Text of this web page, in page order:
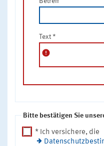
Text *
error
Bitte bestätigen Sie
* Ich versichere, die